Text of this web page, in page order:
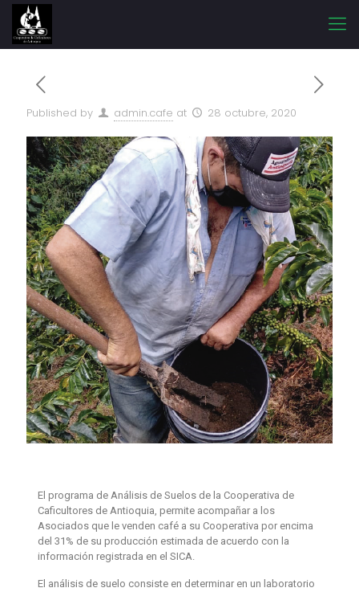
Published by admin.cafe at 28 octubre, 2020
El programa de Análisisde Suelosde la Cooperativa de
Caficultores de Antioquia, permite acompañar a los
Asociados que le venden café a su Cooperativa por encima
del 31% de su producción estimada de acuerdo con la
información registrada en el SICA.
El análisisde suelo consiste en determinar en un laboratorio